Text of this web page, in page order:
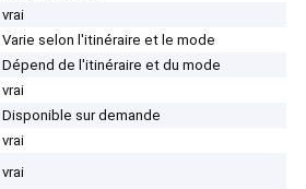
vrai
Varie selon l'itinéraire et le mode
Dépend de l'itinéraire et du mode
vrai
Disponible sur demande
vrai
vrai